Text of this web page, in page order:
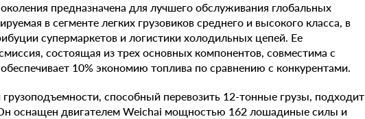
предназначена для лучшего обслуживания глобальных
в сегменте легких грузовиков среднего и высокого класса, в
супермаркетов и логистики холодильных цепей. Ее
состоящая из трех основных компонентов, совместима с
10% экономию топлива по сравнению с конкурентами.
способный перевозить 12-тонные грузы, подходит
оснащен двигателем Weichai мощностью 162 лошадиные силы и